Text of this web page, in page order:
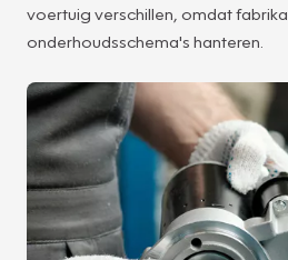
voertuig verschillen, omdat
onderhoudsschema's hanteren.